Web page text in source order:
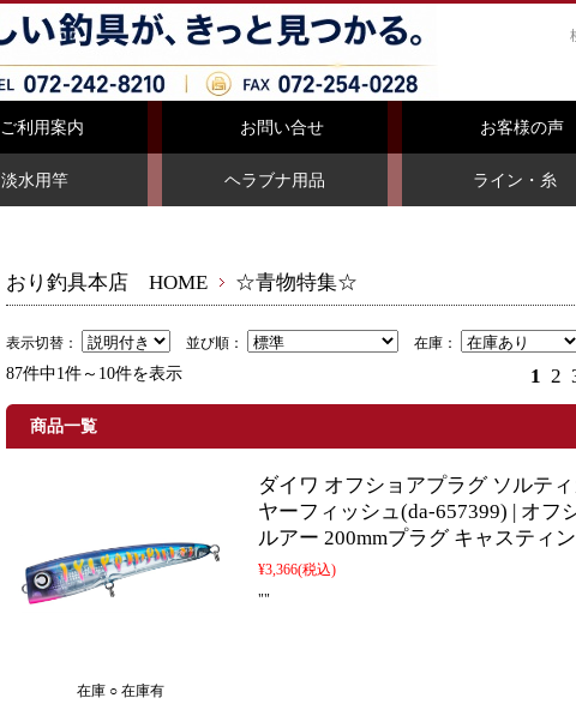
ご利用案内 お問い合せ お客様の声
淡水用竿 ヘラブナ用品 ライン・糸
おり釣具本店 HOME ☆青物特集☆
表示切替： 並び順： 在庫：
87件中1件～10件を表示 1 2
商品一覧
在庫 ○ 在庫有
ダイワ オフショアプラグ ソルテ
ヤーフィッシュ(da-657399) | オフ
ルアー 200mmプラグ キャスティ
¥3,366(税込)
""